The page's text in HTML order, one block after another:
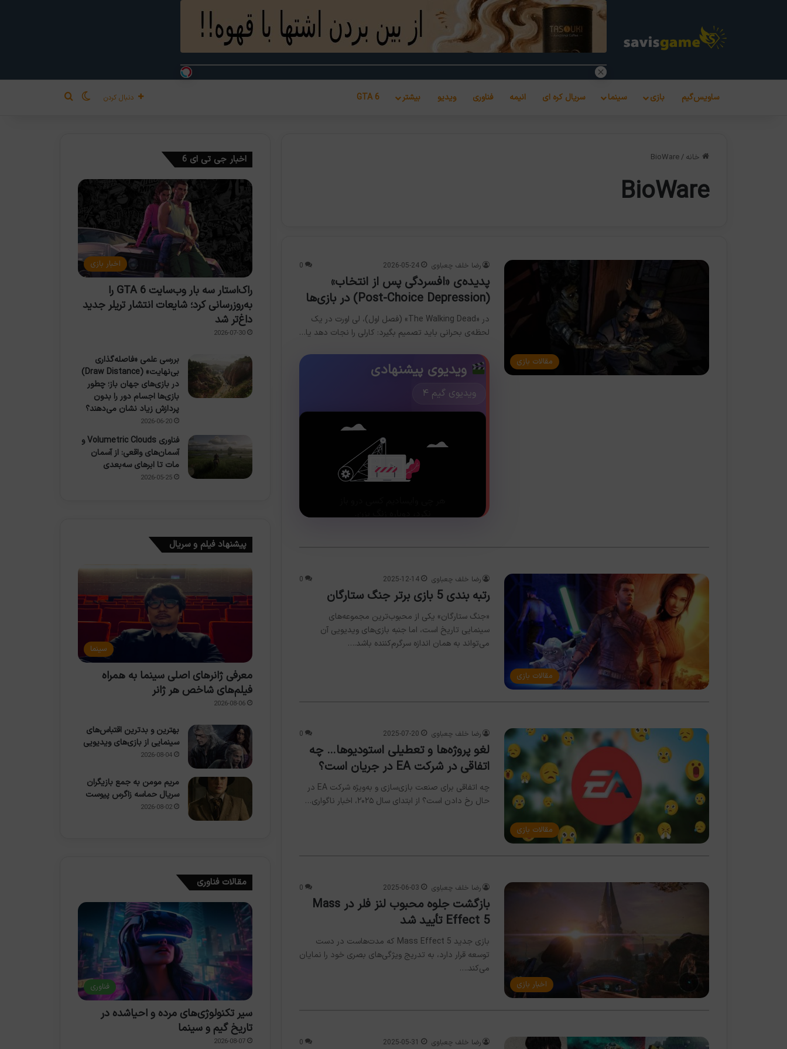
ساویس‌گیم بازی سینما سریال کره ای انیمه فناوری ویدیو بیشتر GTA 6 دنبال کردن تغییر پوسته
جستجو برای
خانه /
BioWare
BioWare
مقالات بازی
رضا خلف چعباوی 2026-05-24
0
پدیده‌ی «افسردگی پس از انتخاب»
(Post-Choice Depression) در بازی‌ها
در «The Walking Dead» (فصل اول)، لی اورت در یک
لحظه‌ی بحرانی باید تصمیم بگیرد: کارلی را نجات دهد یا…
ویدیوی پیشنهادی
ویدیوی گیم ۴
مقالات بازی
رضا خلف چعباوی 2025-12-14
0
رتبه بندی 5 بازی برتر جنگ ستارگان
«جنگ ستارگان» یکی از محبوب‌ترین مجموعه‌های
سینمایی تاریخ است، اما جنبه بازی‌های ویدیویی آن
می‌تواند به همان اندازه سرگرم‌کننده باشد.…
مقالات بازی
رضا خلف چعباوی 2025-07-20
0
لغو پروژه‌ها و تعطیلی استودیوها… چه
اتفاقی در شرکت EA در جریان است؟
چه اتفاقی برای صنعت بازی‌سازی و به‌ویژه شرکت EA در
حال رخ دادن است؟ از ابتدای سال ۲۰۲۵، اخبار ناگواری…
اخبار بازی
رضا خلف چعباوی 2025-06-03
0
بازگشت جلوه‌ محبوب لنز فلر در Mass
Effect 5 تأیید شد
بازی جدید Mass Effect 5 که مدت‌هاست در دست
توسعه قرار دارد، به تدریج ویژگی‌های بصری خود را نمایان
می‌کند.…
رضا خلف چعباوی 2025-05-31
0
اخبار جی تی ای 6
اخبار بازی
راک‌استار سه بار وب‌سایت GTA 6 را
به‌روزرسانی کرد؛ شایعات انتشار تریلر جدید
داغ‌تر شد
2026-07-30
بررسی علمی «فاصله‌گذاری
بی‌نهایت» (Draw Distance)
در بازی‌های جهان باز؛ چطور
بازی‌ها اجسام دور را بدون
پردازش زیاد نشان می‌دهند؟
2026-06-20
فناوری Volumetric Clouds و
آسمان‌های واقعی: از آسمان
مات تا ابرهای سه‌بعدی
2026-05-25
پیشنهاد فیلم و سریال
سینما
معرفی ژانرهای اصلی سینما به همراه
فیلم‌های شاخص هر ژانر
2026-08-06
بهترین و بدترین اقتباس‌های
سینمایی از بازی‌های ویدیویی
2026-08-04
مریم مومن به جمع بازیگران
سریال حماسه زاگرس پیوست
2026-08-02
مقالات فناوری
فناوری
سیر تکنولوژی‌های مرده و احیاشده در
تاریخ گیم و سینما
2026-08-07